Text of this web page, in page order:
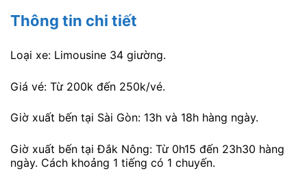
Thông tin chi tiết
Loại xe: Limousine 34 giường.
Giá vé: Từ 200k đến 250k/vé.
Giờ xuất bến tại Sài Gòn: 13h và 18h hàng ngày.
Giờ xuất bến tại Đắk Nông: Từ 0h15 đến 23h30 hàng
ngày. Cách khoảng 1 tiếng có 1 chuyến.